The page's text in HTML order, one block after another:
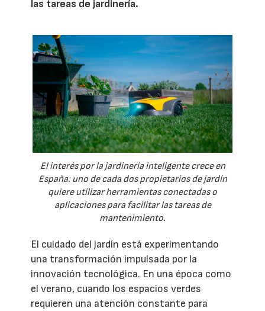
las tareas de jardinería.
El interés por la jardinería inteligente crece en
España: uno de cada dos propietarios de jardín
quiere utilizar herramientas conectadas o
aplicaciones para facilitar las tareas de
mantenimiento.
El cuidado del jardín está experimentando
una transformación impulsada por la
innovación tecnológica. En una época como
el verano, cuando los espacios verdes
requieren una atención constante para